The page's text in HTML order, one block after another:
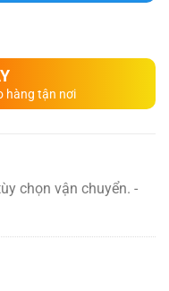
hàng tận nơi
chọn vận chuyển. -